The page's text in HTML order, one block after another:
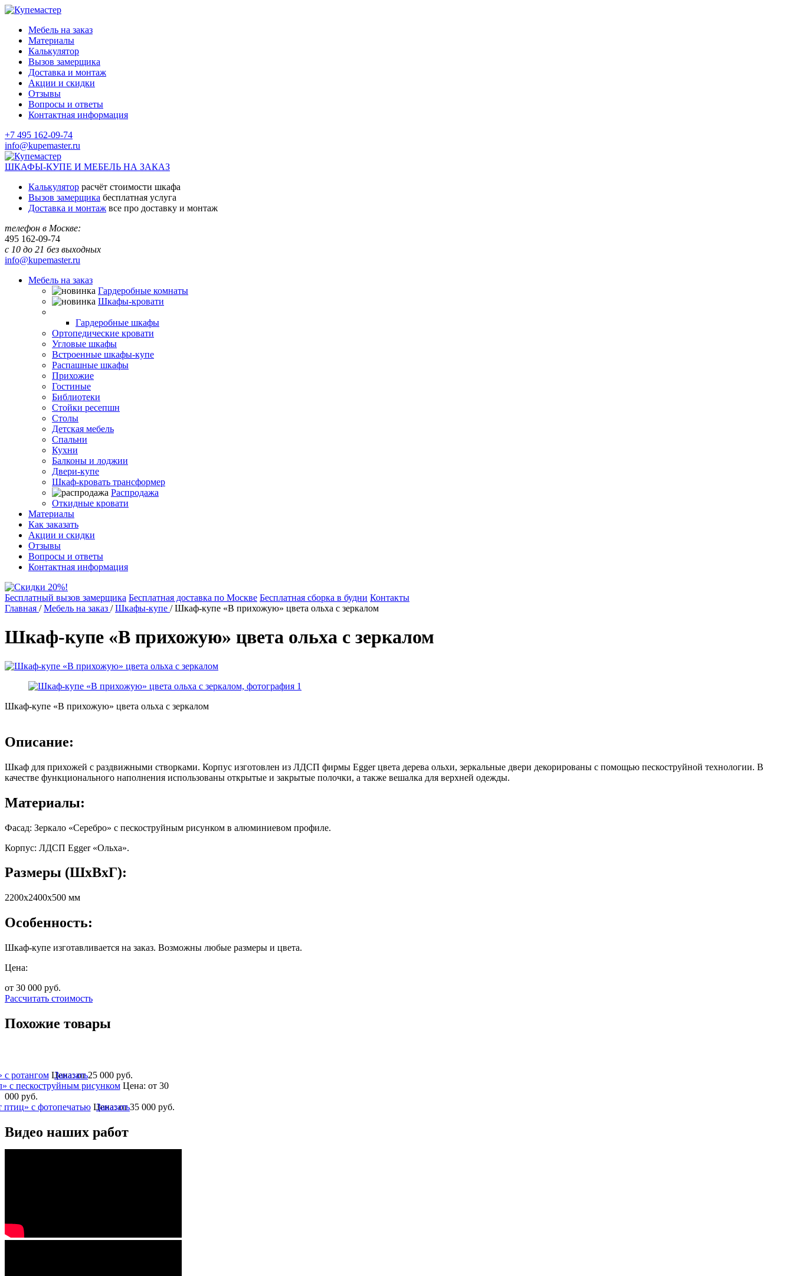
Мебель на заказ
Материалы
Калькулятор
Вызов замерщика
Доставка и монтаж
Акции и скидки
Отзывы
Вопросы и ответы
Контактная информация
+7 495 162-09-74
info@kupemaster.ru
ШКАФЫ-КУПЕ И МЕБЕЛЬ НА ЗАКАЗ
Калькулятор расчёт стоимости шкафа
Вызов замерщика бесплатная услуга
Доставка и монтаж все про доставку и монтаж
телефон в Москве:
495 162-09-74
с 10 до 21 без выходных
info@kupemaster.ru
Мебель на заказ
Гардеробные комнаты
Шкафы-кровати
Гардеробные шкафы
Ортопедические кровати
Угловые шкафы
Встроенные шкафы-купе
Распашные шкафы
Прихожие
Гостиные
Библиотеки
Стойки ресепшн
Столы
Детская мебель
Спальни
Кухни
Балконы и лоджии
Двери-купе
Шкаф-кровать трансформер
Распродажа
Откидные кровати
Материалы
Как заказать
Акции и скидки
Отзывы
Вопросы и ответы
Контактная информация
Бесплатный вызов замерщика Бесплатная доставка по Москве Бесплатная сборка в будни Контакты
Главная /Мебель на заказ /Шкафы-купе /Шкаф-купе «В прихожую» цвета ольха с зеркалом
Шкаф-купе «В прихожую» цвета ольха с зеркалом
Шкаф-купе «В прихожую» цвета ольха с зеркалом
Описание:
Шкаф для прихожей с раздвижными створками. Корпус изготовлен из ЛДСП фирмы Egger цвета дерева ольхи, зеркальные двери декорированы с помощью пескоструйной технологии. В
качестве функционального наполнения использованы открытые и закрытые полочки, а также вешалка для верхней одежды.
Материалы:
Фасад: Зеркало «Серебро» с пескоструйным рисунком в алюминиевом профиле.
Корпус: ЛДСП Egger «Ольха».
Размеры (ШхВхГ):
2200х2400х500 мм
Особенность:
Шкаф-купе изготавливается на заказ. Возможны любые размеры и цвета.
Цена:
от 30 000 руб.
Рассчитать стоимость
Похожие товары
ротангом Цена:от 25 000руб.
Заказать
с пескоструйным рисунком Цена: от 30
000 руб.
с фотопечатью Цена:от 35 000руб.
Заказать
Видео наших работ